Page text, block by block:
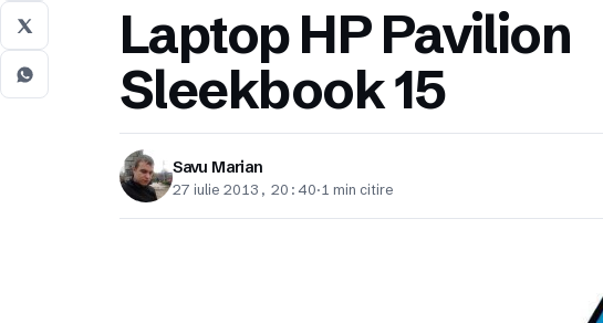
Laptop HP Pavilion
Sleekbook 15
Savu Marian
27 iulie 2013, 20:40·1 min citire